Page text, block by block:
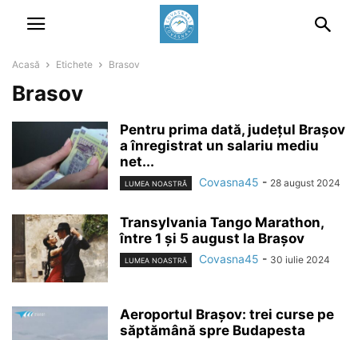
Acasă Etichete Brasov
Brasov
Pentru prima dată, județul Brașov
a înregistrat un salariu mediu
net...
LUMEA NOASTRĂ Covasna45 - 28 august 2024
Transylvania Tango Marathon,
între 1 și 5 august la Brașov
LUMEA NOASTRĂ Covasna45 - 30 iulie 2024
Aeroportul Brașov: trei curse pe
săptămână spre Budapesta